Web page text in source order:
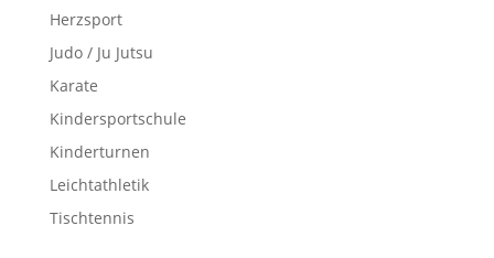
Herzsport
Judo / Ju Jutsu
Karate
Kindersportschule
Kinderturnen
Leichtathletik
Tischtennis